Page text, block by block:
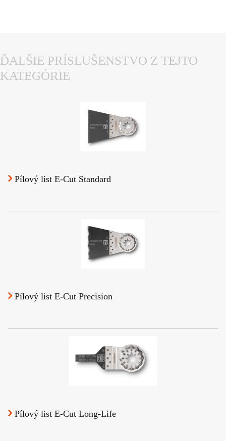
ĎALŠIE PRÍSLUŠENSTVO Z TEJTO
KATEGÓRIE
Pílový list E-Cut Standard
Pílový list E-Cut Precision
Pílový list E-Cut Long-Life